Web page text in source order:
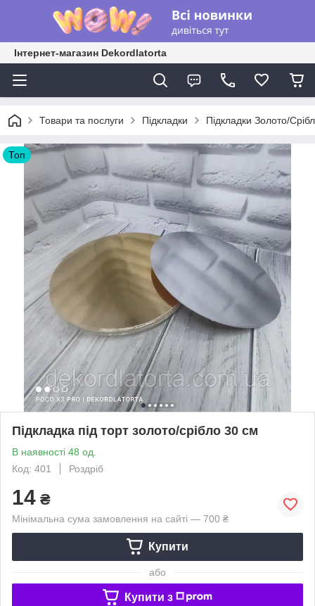
Інтернет-магазин Dekordlatorta
Товари та послуги Підкладки Підкладки Золото/
Топ
Підкладка під торт золото/срібло 30 см
В наявності 48 од.
Код: 401
Роздріб
14 ₴
Мінімальна сума замовлення на сайті — 700 ₴
Купити
або
Купити з